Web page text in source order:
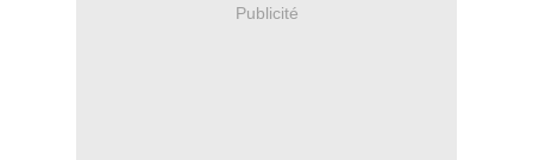
Publicité